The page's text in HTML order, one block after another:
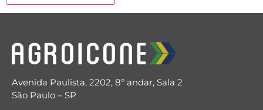
Avenida Paulista, 2202, 8º andar, Sala 2
São Paulo – SP